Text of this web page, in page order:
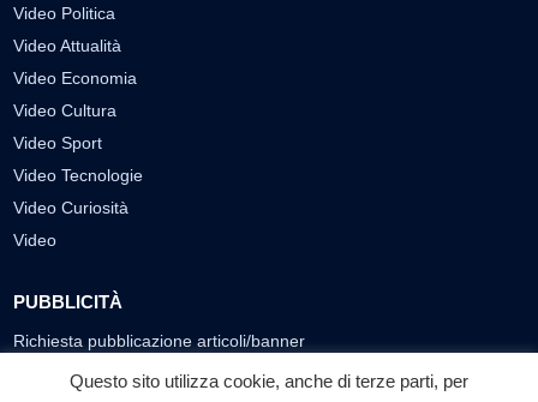
Video Politica
Video Attualità
Video Economia
Video Cultura
Video Sport
Video Tecnologie
Video Curiosità
Video
PUBBLICITÀ
Richiesta pubblicazione articoli/banner
SEGUICI SUI SOCIAL
Questo sito utilizza cookie, anche di terze parti, per